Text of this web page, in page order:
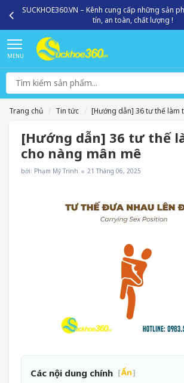
SUCKHOE360.VN – Kênh cung cấp những sản
tín, an toàn, chất lượng !
MENU
Trang chủ Tin tức [Hướng dẫn] 36 tư thế làm
[Hướng dẫn] 36 tư thế
cho nàng mân mê
bởi: Phạm Mỹ Trinh 21 Tháng 06, 2025
Các nội dung chính [Ẩn]